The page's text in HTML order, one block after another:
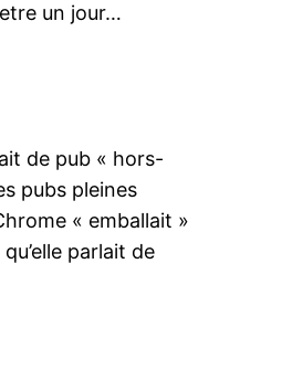
un jour…
de pub « hors-
pubs pleines
« emballait »
parlait de